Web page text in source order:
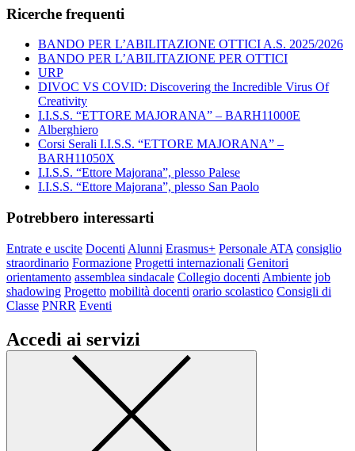
Ricerche frequenti
BANDO PER L’ABILITAZIONE OTTICI A.S. 2025/2026
BANDO PER L’ABILITAZIONE PER OTTICI
URP
DIVOC VS COVID: Discovering the Incredible Virus Of
Creativity
I.I.S.S. “ETTORE MAJORANA” – BARH11000E
Alberghiero
Corsi Serali I.I.S.S. “ETTORE MAJORANA” –
BARH11050X
I.I.S.S. “Ettore Majorana”, plesso Palese
I.I.S.S. “Ettore Majorana”, plesso San Paolo
Potrebbero interessarti
Entrate e uscite Docenti Alunni Erasmus+ Personale ATA consiglio
straordinario Formazione Progetti internazionali Genitori
orientamento assemblea sindacale Collegio docenti Ambiente job
shadowing Progetto mobilità docenti orario scolastico Consigli di
Classe PNRR Eventi
Accedi ai servizi